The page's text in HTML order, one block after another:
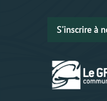
S'inscrire à